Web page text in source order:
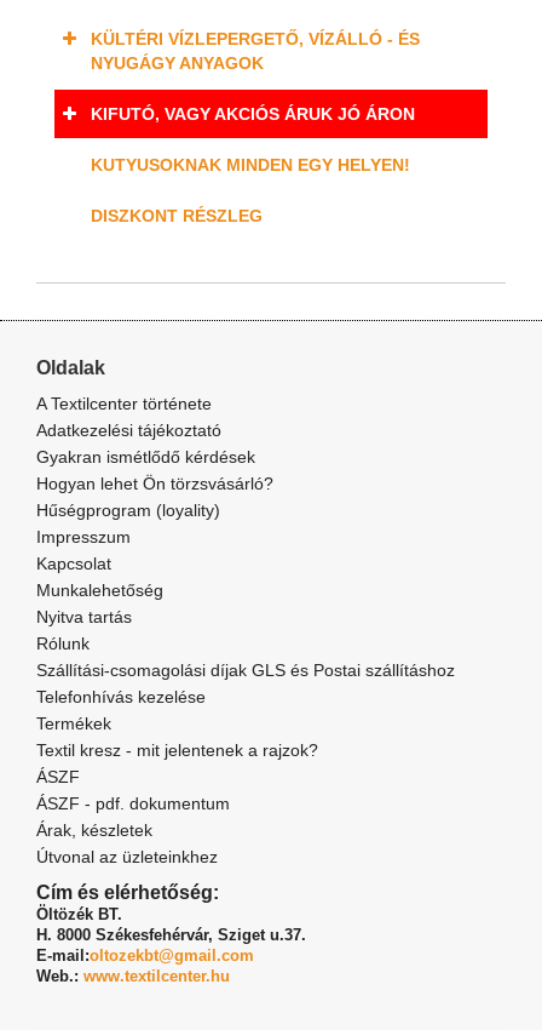
KÜLTÉRI VÍZLEPERGETŐ, VÍZÁLLÓ - ÉS
NYUGÁGY ANYAGOK
KIFUTÓ, VAGY AKCIÓS ÁRUK JÓ ÁRON
KUTYUSOKNAK MINDEN EGY HELYEN!
DISZKONT RÉSZLEG
Oldalak
A Textilcenter története
Adatkezelési tájékoztató
Gyakran ismétlődő kérdések
Hogyan lehet Ön törzsvásárló?
Hűségprogram (loyality)
Impresszum
Kapcsolat
Munkalehetőség
Nyitva tartás
Rólunk
Szállítási-csomagolási díjak GLS és Postai szállításhoz
Telefonhívás kezelése
Termékek
Textil kresz - mit jelentenek a rajzok?
ÁSZF
ÁSZF - pdf. dokumentum
Árak, készletek
Útvonal az üzleteinkhez
Cím és elérhetőség:
Öltözék BT.
H. 8000 Székesfehérvár, Sziget u.37.
E-mail:oltozekbt@gmail.com
Web.: www.textilcenter.hu